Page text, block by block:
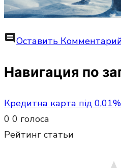
commentОставить
Навигация по
Кредитна карта під 0,01%
0 0 голоса
Рейтинг статьи